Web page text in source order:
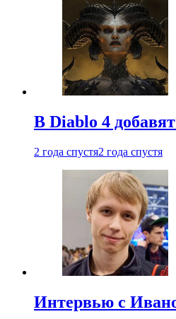
В Diablo 4
2 года спустя2 года спустя
Интервью с